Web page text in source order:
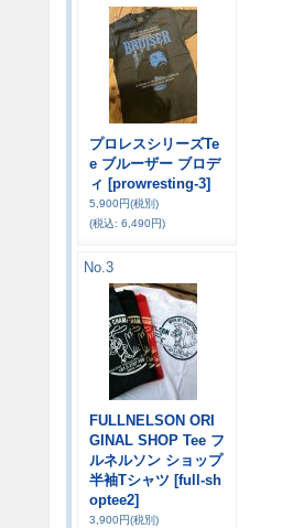
プロレスシリーズTe
e ブルーザー ブロデ
ィ [prowresting-3]
5,900円(税別)
(税込: 6,490円)
No.3
FULLNELSON ORI
GINAL SHOP Tee フ
ルネルソン ショップ
半袖Tシャツ [full-sh
optee2]
3,900円(税別)